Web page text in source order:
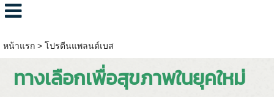
หน้าแรก> โปรตีนแพลนต์เบส
ทางเลือกเพื่อสุขภาพในยุคใหม่